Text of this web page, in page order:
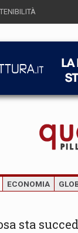
ECONOMIA
sta